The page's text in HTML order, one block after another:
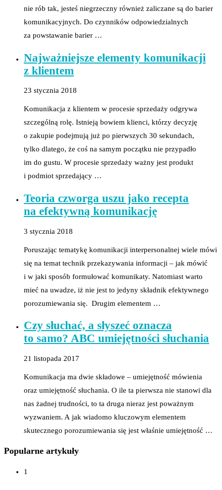
nie rób tak, jesteś niegrzeczny również zaliczane są do barier
komunikacyjnych. Do czynników odpowiedzialnych
za powstawanie barier …
Najważniejsze elementy komunikacji
z klientem
23 stycznia 2018
Komunikacja z klientem w procesie sprzedaży odgrywa
szczególną rolę. Istnieją bowiem klienci, którzy decyzję
o zakupie podejmują już po pierwszych 30 sekundach,
tylko dlatego, że coś na samym początku nie przypadło
im do gustu. W procesie sprzedaży ważny jest produkt
i podmiot sprzedający …
Teoria czworga uszu jako recepta
na efektywną komunikację
3 stycznia 2018
Poruszając tematykę komunikacji interpersonalnej wiele mówi
się na temat technik przekazywania informacji – jak mówić
i w jaki sposób formułować komunikaty. Natomiast warto
mieć na uwadze, iż nie jest to jedyny składnik efektywnego
porozumiewania się. Drugim elementem …
Czy słuchać, a słyszeć oznacza
to samo? ABC umiejętności słuchania
21 listopada 2017
Komunikacja ma dwie składowe – umiejętność mówienia
oraz umiejętność słuchania. O ile ta pierwsza nie stanowi dla
nas żadnej trudności, to ta druga nieraz jest poważnym
wyzwaniem. A jak wiadomo kluczowym elementem
skutecznego porozumiewania się jest właśnie umiejętność …
Popularne artykuły
1